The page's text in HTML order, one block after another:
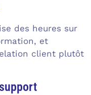
des heures sur
et
client plutôt